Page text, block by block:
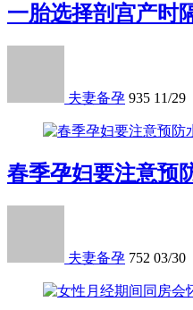
一胎选择剖宫产时
夫妻备孕 935 11/29
春季孕妇要注意预
夫妻备孕 752 03/30